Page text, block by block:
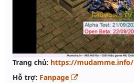
Trang chủ: https://mudamme.info/
Hỗ trợ: Fanpage